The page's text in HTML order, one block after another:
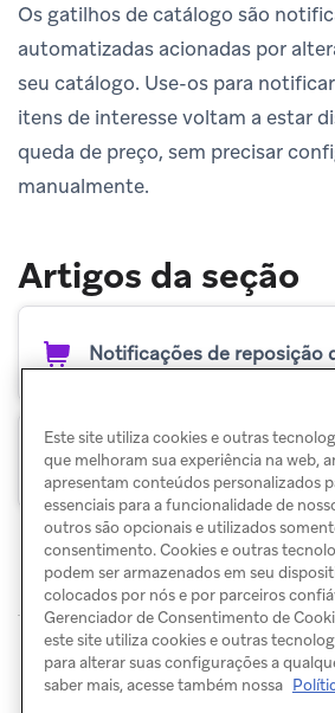
Os gatilhos de catálogo são
automatizadas acionadas por
seu catálogo. Use-os para
itens de interesse voltam a estar
queda de preço, sem precisar
manualmente.
Artigos da seção
Notificações de reposição
Notificações de queda de
© Braze. All Rights Reserved
Preferências de
Este site utiliza cookies e outras
que melhoram sua experiência na web,
apresentam conteúdos personalizados
essenciais para a funcionalidade de
outros são opcionais e utilizados
consentimento. Cookies e outras
podem ser armazenados em seu
colocados por nós e por parceiros
Gerenciador de Consentimento de
este site utiliza cookies e outras
para alterar suas configurações a
saber mais, acesse também nossa